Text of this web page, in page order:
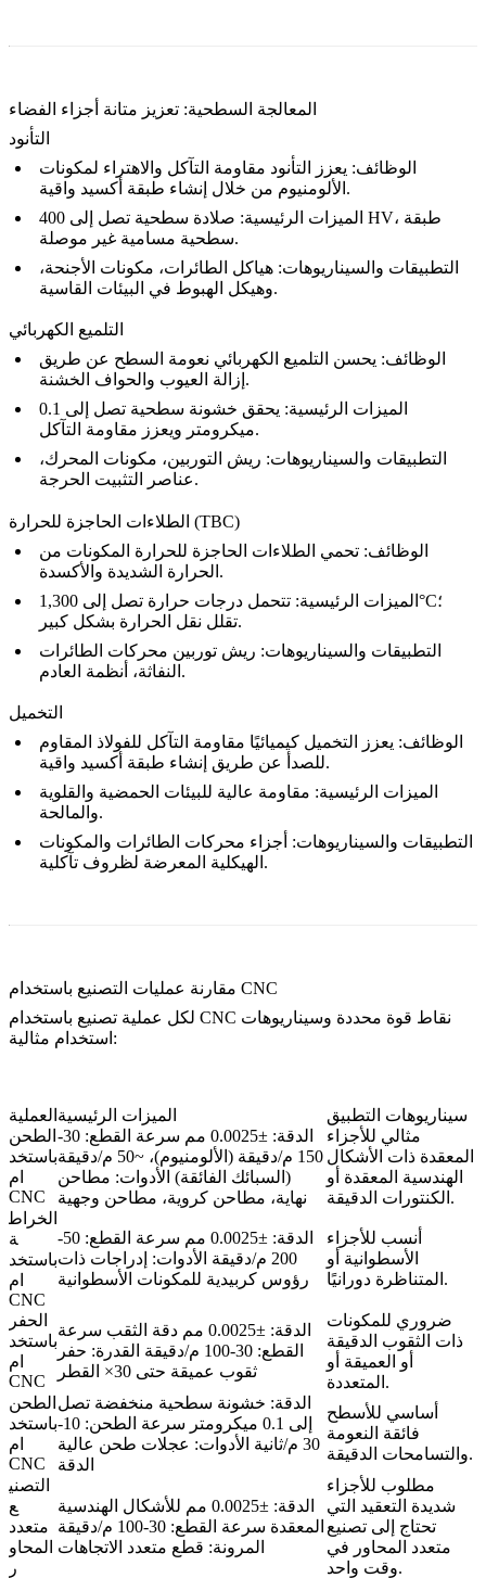
المعالجة السطحية: تعزيز متانة أجزاء الفضاء
التأنود
الوظائف: يعزز
التأنود مقاومة التآكل والاهتراء لمكونات
الألومنيوم من خلال إنشاء طبقة أكسيد واقية.
الميزات الرئيسية: صلادة سطحية تصل إلى 400 HV، طبقة
سطحية مسامية غير موصلة.
التطبيقات والسيناريوهات: هياكل الطائرات، مكونات الأجنحة،
وهيكل الهبوط في البيئات القاسية.
التلميع الكهربائي
الوظائف: يحسن التلميع الكهربائي نعومة السطح عن طريق
إزالة العيوب والحواف الخشنة.
الميزات الرئيسية: يحقق خشونة سطحية تصل إلى 0.1
ميكرومتر ويعزز مقاومة التآكل.
التطبيقات والسيناريوهات: ريش التوربين، مكونات المحرك،
عناصر التثبيت الحرجة.
الطلاءات الحاجزة للحرارة (TBC)
الوظائف: تحمي الطلاءات الحاجزة للحرارة المكونات من
الحرارة الشديدة والأكسدة.
الميزات الرئيسية: تتحمل درجات حرارة تصل إلى 1,300°C؛
تقلل نقل الحرارة بشكل كبير.
التطبيقات والسيناريوهات: ريش توربين محركات الطائرات
النفاثة، أنظمة العادم.
التخميل
الوظائف: يعزز
التخميل كيميائيًا مقاومة التآكل للفولاذ المقاوم
للصدأ عن طريق إنشاء طبقة أكسيد واقية.
الميزات الرئيسية: مقاومة عالية للبيئات الحمضية والقلوية
والمالحة.
التطبيقات والسيناريوهات: أجزاء محركات الطائرات والمكونات
الهيكلية المعرضة لظروف تآكلية.
مقارنة عمليات التصنيع باستخدام CNC
لكل عملية تصنيع باستخدام CNC نقاط قوة محددة وسيناريوهات
استخدام مثالية:
العملية الميزات الرئيسية
سيناريوهات التطبيق
الطحن
باستخد
ام
CNC
الدقة: ±0.0025 مم سرعة القطع: 30-
150 م/دقيقة (الألومنيوم)، ~50 م/دقيقة
(السبائك الفائقة) الأدوات: مطاحن
نهاية، مطاحن كروية، مطاحن وجهية
مثالي للأجزاء
المعقدة ذات الأشكال
الهندسية المعقدة أو
الكنتورات الدقيقة.
الخراط
ة
باستخد
ام
CNC
الدقة: ±0.0025 مم سرعة القطع: 50-
200 م/دقيقة الأدوات: إدراجات ذات
رؤوس كربيدية للمكونات الأسطوانية
أنسب للأجزاء
الأسطوانية أو
المتناظرة دورانيًا.
الحفر
باستخد
ام
CNC
الدقة: ±0.0025 مم دقة الثقب سرعة
القطع: 30-100 م/دقيقة القدرة: حفر
ثقوب عميقة حتى 30× القطر
ضروري للمكونات
ذات الثقوب الدقيقة
أو العميقة أو
المتعددة.
الطحن
باستخد
ام
CNC
الدقة: خشونة سطحية منخفضة تصل
إلى 0.1 ميكرومتر سرعة الطحن: 10-
30 م/ثانية الأدوات: عجلات طحن عالية
الدقة
أساسي للأسطح
فائقة النعومة
والتسامحات الدقيقة.
التصني
ع
متعدد
المحاو
ر
الدقة: ±0.0025 مم للأشكال الهندسية
المعقدة سرعة القطع: 30-100 م/دقيقة
المرونة: قطع متعدد الاتجاهات
مطلوب للأجزاء
شديدة التعقيد التي
تحتاج إلى تصنيع
متعدد المحاور في
وقت واحد.